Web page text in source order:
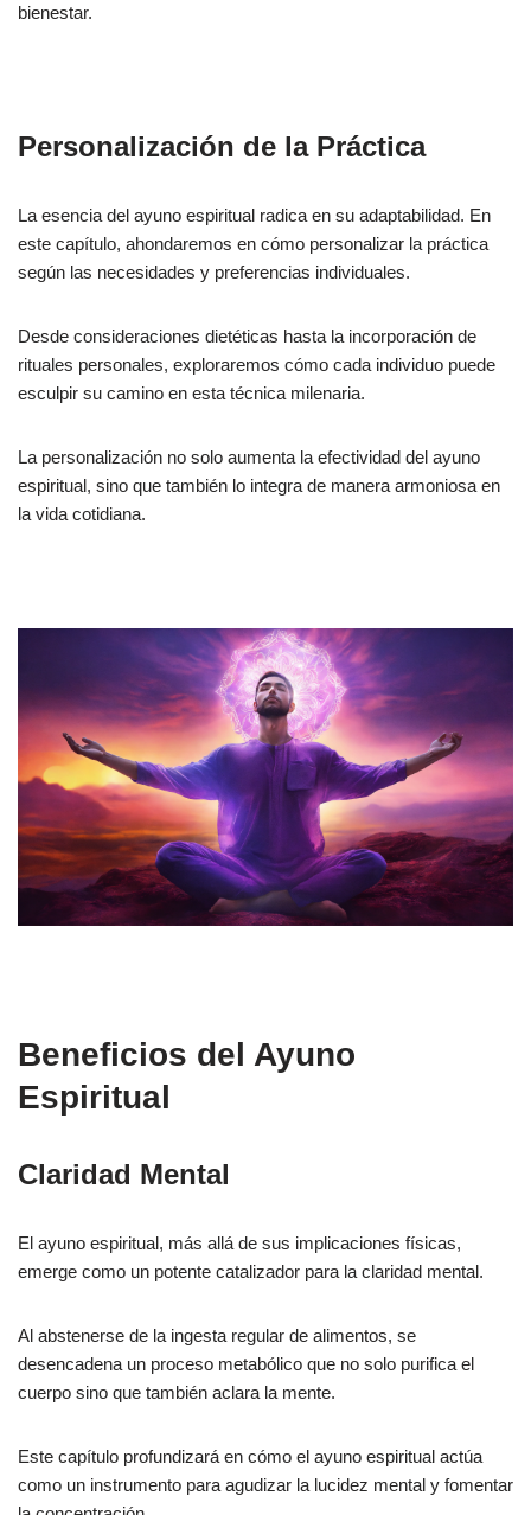
bienestar.
Personalización de la Práctica
La esencia del ayuno espiritual radica en su adaptabilidad. En
este capítulo, ahondaremos en cómo personalizar la práctica
según las necesidades y preferencias individuales.
Desde consideraciones dietéticas hasta la incorporación de
rituales personales, exploraremos cómo cada individuo puede
esculpir su camino en esta técnica milenaria.
La personalización no solo aumenta la efectividad del ayuno
espiritual, sino que también lo integra de manera armoniosa en
la vida cotidiana.
Beneficios del Ayuno
Espiritual
Claridad Mental
El ayuno espiritual, más allá de sus implicaciones físicas,
emerge como un potente catalizador para la claridad mental.
Al abstenerse de la ingesta regular de alimentos, se
desencadena un proceso metabólico que no solo purifica el
cuerpo sino que también aclara la mente.
Este capítulo profundizará en cómo el ayuno espiritual actúa
como un instrumento para agudizar la lucidez mental y fomentar